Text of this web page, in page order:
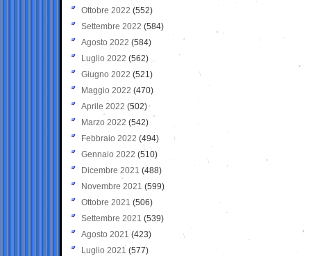
Ottobre 2022 (552)
Settembre 2022 (584)
Agosto 2022 (584)
Luglio 2022 (562)
Giugno 2022 (521)
Maggio 2022 (470)
Aprile 2022 (502)
Marzo 2022 (542)
Febbraio 2022 (494)
Gennaio 2022 (510)
Dicembre 2021 (488)
Novembre 2021 (599)
Ottobre 2021 (506)
Settembre 2021 (539)
Agosto 2021 (423)
Luglio 2021 (577)